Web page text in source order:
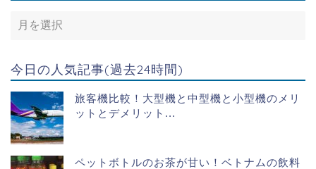
今日の人気記事(過去24時間)
旅客機比較！大型機と中型機と小型機のメリ
ットとデメリット...
ペットボトルのお茶が甘い！ベトナムの飲料